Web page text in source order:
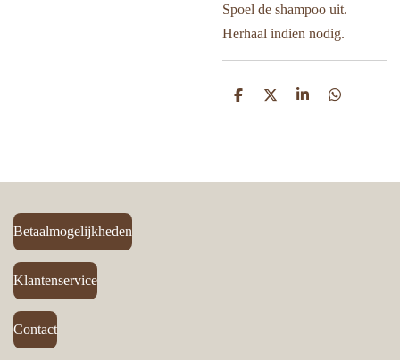
Spoel de shampoo uit.
Herhaal indien nodig.
D
D
S
D
Betaalmogelijkheden
Klantenservice
Contact